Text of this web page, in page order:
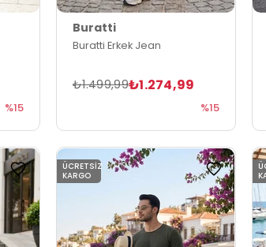
%15
Buratti
Buratti Erkek Jean
₺1.274,99
₺1.499,99
%15
ÜCRETSIZ
KARGO